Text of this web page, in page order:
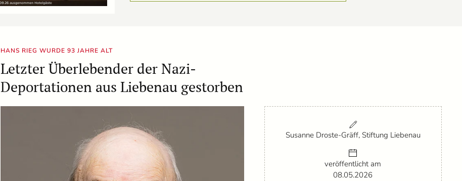
HANS RIEG WURDE 93 JAHRE ALT
Letzter Überlebender der Nazi-
Deportationen aus Liebenau gestorben
Susanne Droste-Gräff, Stiftung Liebenau
veröffentlicht am
08.05.2026